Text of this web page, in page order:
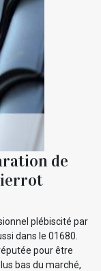
de
plébiscité par
dans le 01680.
pour être
bas du marché,